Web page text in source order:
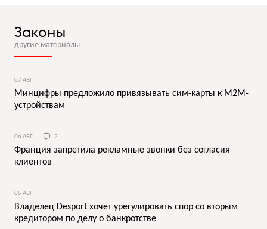
Законы
другие материалы
07 АВГ
Минцифры предложило привязывать сим-карты к M2M-
устройствам
06 АВГ 2
Франция запретила рекламные звонки без согласия
клиентов
05 АВГ
Владелец Desport хочет урегулировать спор со вторым
кредитором по делу о банкротстве